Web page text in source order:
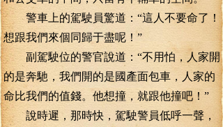
警車上的駕駛員驚道：“這人不要命了！
想跟我們來個同歸于盡呢！”
副駕駛位的警官說道：“不用怕，人家開
的是奔馳，我們開的是國產面包車，人家的
命比我們的值錢。他想撞，就跟他撞吧！”
說時遲，那時快，駕駛警員低呼一聲，